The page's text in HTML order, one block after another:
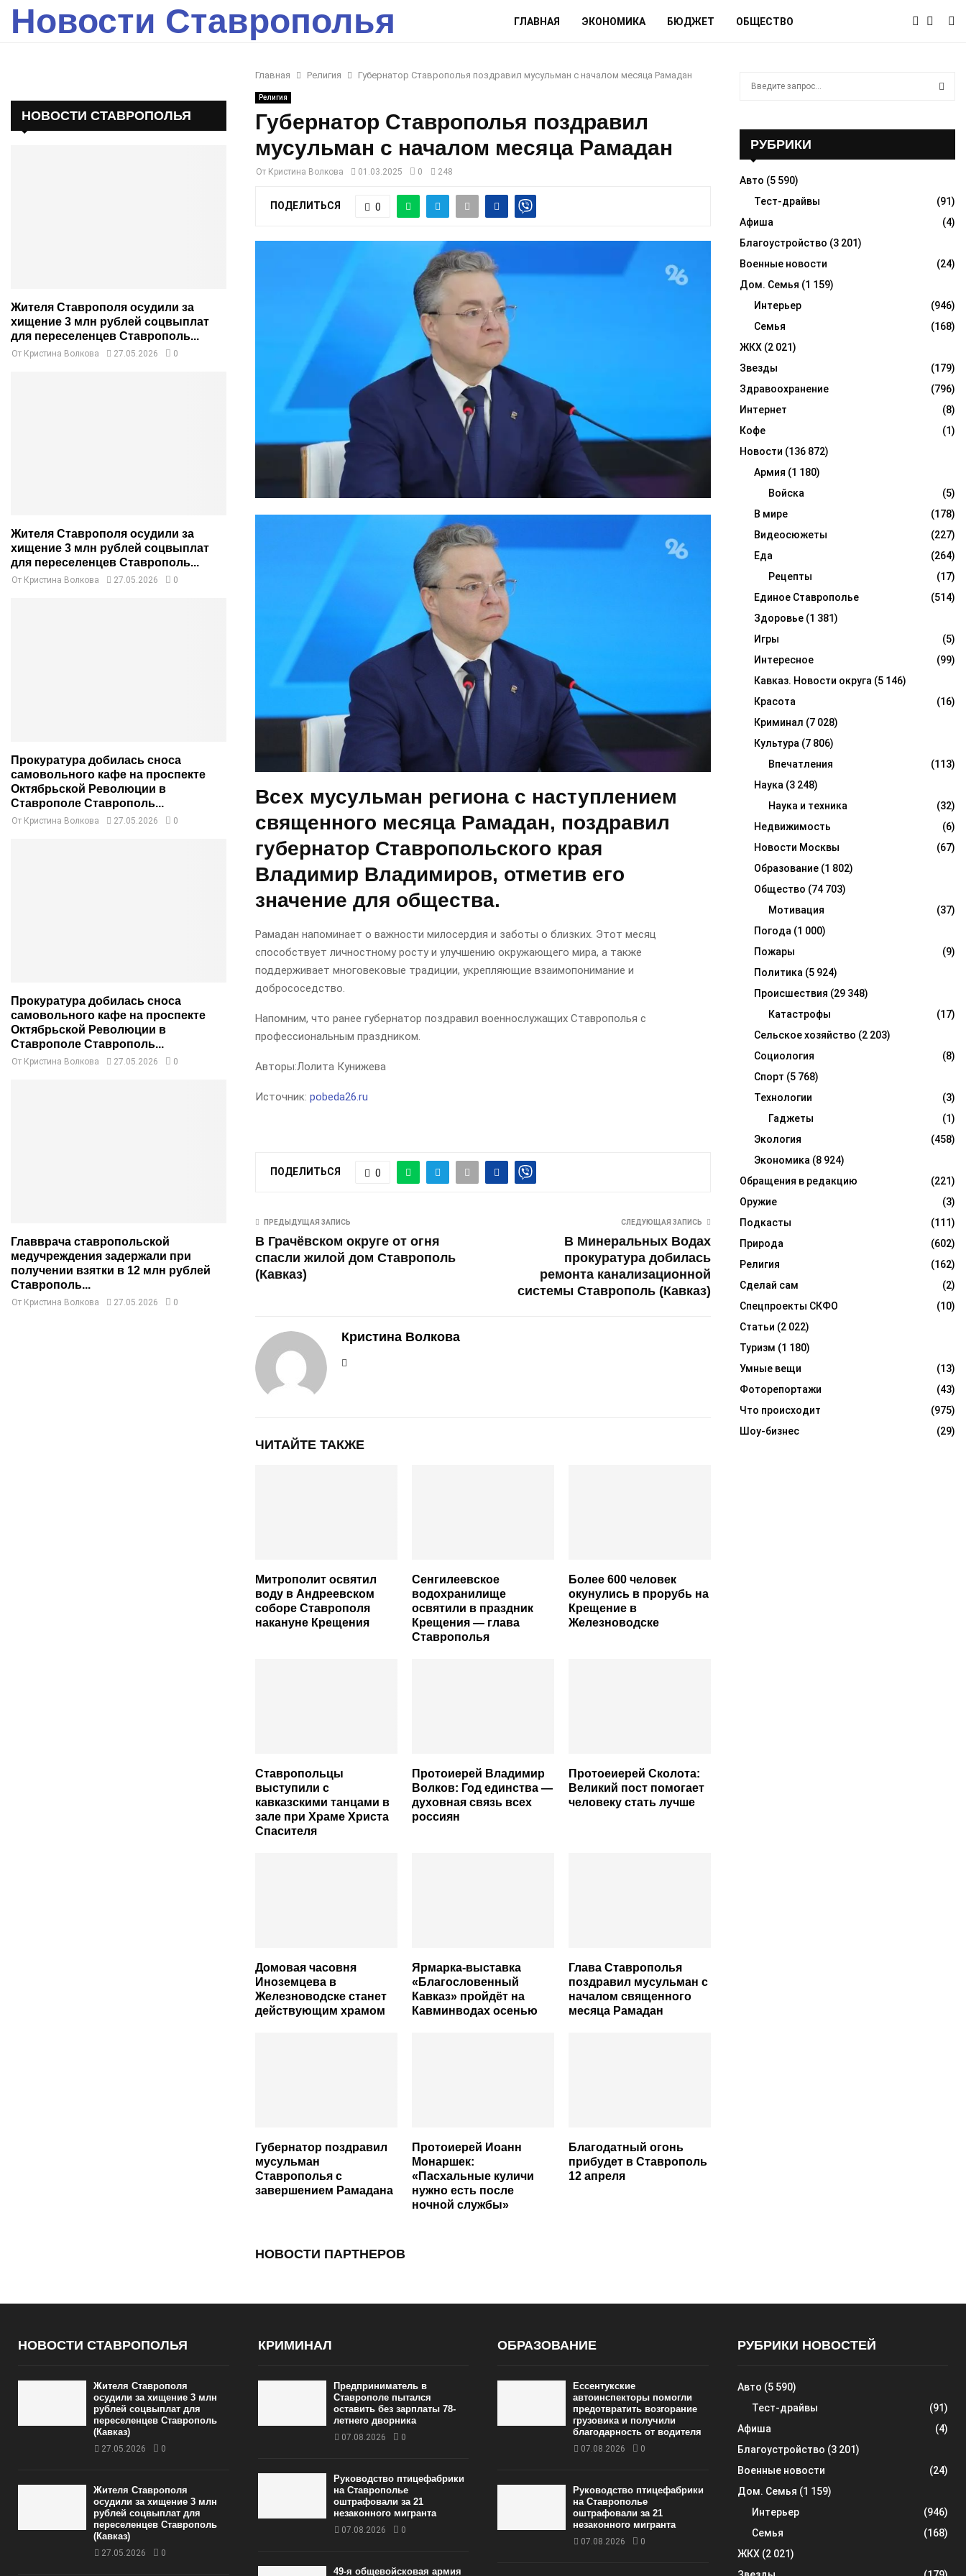
Новости Ставрополья ГЛАВНАЯ ЭКОНОМИКА БЮДЖЕТ ОБЩЕСТВО
Главная Религия Губернатор Ставрополья поздравил мусульман с началом месяца Рамадан
Религия
Губернатор Ставрополья поздравил
мусульман с началом месяца Рамадан
От Кристина Волкова 01.03.2025 0 248
ПОДЕЛИТЬСЯ 0
Всех мусульман региона с наступлением
священного месяца Рамадан, поздравил
губернатор Ставропольского края
Владимир Владимиров, отметив его
значение для общества.
Рамадан напоминает о важности милосердия и заботы о близких. Этот месяц
способствует личностному росту и улучшению окружающего мира, а также
поддерживает многовековые традиции, укрепляющие взаимопонимание и
добрососедство.
Напомним, что ранее губернатор поздравил военнослужащих Ставрополья с
профессиональным праздником.
Авторы:Лолита Кунижева
Источник: pobeda26.ru
ПОДЕЛИТЬСЯ 0
ПРЕДЫДУЩАЯ ЗАПИСЬ
В Грачёвском округе от огня
спасли жилой дом Ставрополь
(Кавказ)
СЛЕДУЮЩАЯ ЗАПИСЬ
В Минеральных Водах
прокуратура добилась
ремонта канализационной
системы Ставрополь (Кавказ)
Кристина Волкова
ЧИТАЙТЕ ТАКЖЕ
Митрополит освятил
воду в Андреевском
соборе Ставрополя
накануне Крещения
Сенгилеевское
водохранилище
освятили в праздник
Крещения — глава
Ставрополья
Более 600 человек
окунулись в прорубь на
Крещение в
Железноводске
Ставропольцы
выступили с
кавказскими танцами в
зале при Храме Христа
Спасителя
Протоиерей Владимир
Волков: Год единства —
духовная связь всех
россиян
Протоеиерей Сколота:
Великий пост помогает
человеку стать лучше
Домовая часовня
Иноземцева в
Железноводске станет
действующим храмом
Ярмарка-выставка
«Благословенный
Кавказ» пройдёт на
Кавминводах осенью
Глава Ставрополья
поздравил мусульман с
началом священного
месяца Рамадан
Губернатор поздравил
мусульман
Ставрополья с
завершением Рамадана
Протоиерей Иоанн
Монаршек:
«Пасхальные куличи
нужно есть после
ночной службы»
Благодатный огонь
прибудет в Ставрополь
12 апреля
НОВОСТИ ПАРТНЕРОВ
НОВОСТИ СТАВРОПОЛЬЯ
Жителя Ставрополя осудили за
хищение 3 млн рублей соцвыплат
для переселенцев Ставрополь...
От Кристина Волкова 27.05.2026 0
Жителя Ставрополя осудили за
хищение 3 млн рублей соцвыплат
для переселенцев Ставрополь...
От Кристина Волкова 27.05.2026 0
Прокуратура добилась сноса
самовольного кафе на проспекте
Октябрьской Революции в
Ставрополе Ставрополь...
От Кристина Волкова 27.05.2026 0
Прокуратура добилась сноса
самовольного кафе на проспекте
Октябрьской Революции в
Ставрополе Ставрополь...
От Кристина Волкова 27.05.2026 0
Главврача ставропольской
медучреждения задержали при
получении взятки в 12 млн рублей
Ставрополь...
От Кристина Волкова 27.05.2026 0
o
R
C
H
РУБРИКИ
Авто (5 590)
Тест-драйвы
(91)
Афиша
(4)
Благоустройство (3 201)
Военные новости
(24)
Дом. Семья (1 159)
Интерьер
(946)
Семья
(168)
ЖКХ (2 021)
Звезды
(179)
Здравоохранение
(796)
Интернет
(8)
Кофе
(1)
Новости (136 872)
Армия (1 180)
Войска
(5)
В мире
(178)
Видеосюжеты
(227)
Еда
(264)
Рецепты
(17)
Единое Ставрополье
(514)
Здоровье (1 381)
Игры
(5)
Интересное
(99)
Кавказ. Новости округа (5 146)
Красота
(16)
Криминал (7 028)
Культура (7 806)
Впечатления
(113)
Наука (3 248)
Наука и техника
(32)
Недвижимость
(6)
Новости Москвы
(67)
Образование (1 802)
Общество (74 703)
Мотивация
(37)
Погода (1 000)
Пожары
(9)
Политика (5 924)
Происшествия (29 348)
Катастрофы
(17)
Сельское хозяйство (2 203)
Социология
(8)
Спорт (5 768)
Технологии
(3)
Гаджеты
(1)
Экология
(458)
Экономика (8 924)
Обращения в редакцию
(221)
Оружие
(3)
Подкасты
(111)
Природа
(602)
Религия
(162)
Сделай сам
(2)
Спецпроекты СКФО
(10)
Статьи (2 022)
Туризм (1 180)
Умные вещи
(13)
Фоторепортажи
(43)
Что происходит
(975)
Шоу-бизнес
(29)
НОВОСТИ СТАВРОПОЛЬЯ
Жителя Ставрополя
осудили за хищение 3 млн
рублей соцвыплат для
переселенцев Ставрополь
(Кавказ)
27.05.2026 0
Жителя Ставрополя
осудили за хищение 3 млн
рублей соцвыплат для
переселенцев Ставрополь
(Кавказ)
27.05.2026 0
КРИМИНАЛ
Предприниматель в
Ставрополе пытался
оставить без зарплаты 78-
летнего дворника
07.08.2026 0
Руководство птицефабрики
на Ставрополье
оштрафовали за 21
незаконного мигранта
07.08.2026 0
49‑я общевойсковая армия
ОБРАЗОВАНИЕ
Ессентукские
автоинспекторы помогли
предотвратить возгорание
грузовика и получили
благодарность от водителя
07.08.2026 0
Руководство птицефабрики
на Ставрополье
оштрафовали за 21
незаконного мигранта
07.08.2026 0
РУБРИКИ НОВОСТЕЙ
Авто (5 590)
Тест-драйвы
(91)
Афиша
(4)
Благоустройство (3 201)
Военные новости
(24)
Дом. Семья (1 159)
Интерьер
(946)
Семья
(168)
ЖКХ(2 021)